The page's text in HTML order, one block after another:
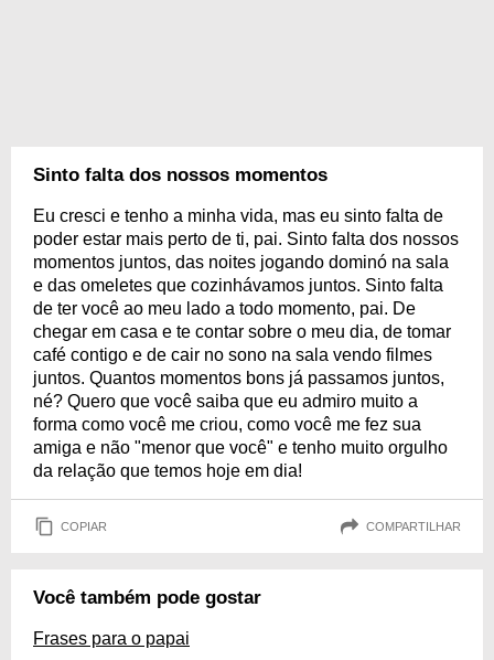
Sinto falta dos nossos momentos
Eu cresci e tenho a minha vida, mas eu sinto falta de
poder estar mais perto de ti, pai. Sinto falta dos nossos
momentos juntos, das noites jogando dominó na sala
e das omeletes que cozinhávamos juntos. Sinto falta
de ter você ao meu lado a todo momento, pai. De
chegar em casa e te contar sobre o meu dia, de tomar
café contigo e de cair no sono na sala vendo filmes
juntos. Quantos momentos bons já passamos juntos,
né? Quero que você saiba que eu admiro muito a
forma como você me criou, como você me fez sua
amiga e não "menor que você" e tenho muito orgulho
da relação que temos hoje em dia!
COPIAR COMPARTILHAR
Você também pode gostar
Frases para o papai